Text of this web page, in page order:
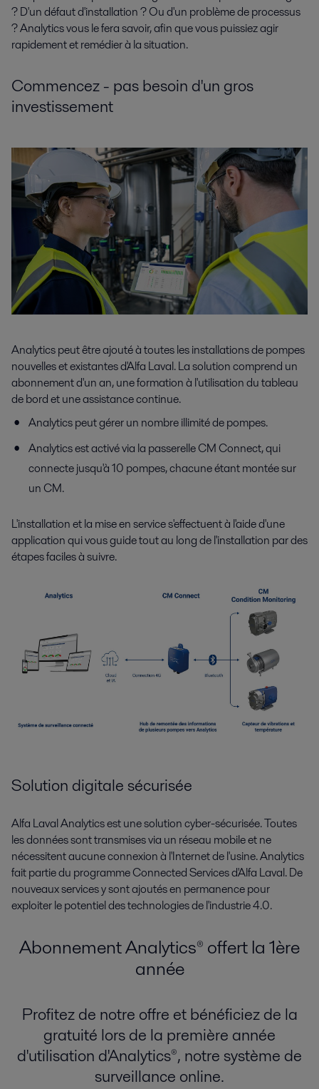
? D'un défaut d'installation ? Ou d'un problème de processus
? Analytics vous le fera savoir, afin que vous puissiez agir
rapidement et remédier à la situation.
Commencez - pas besoin d'un gros
investissement
Analytics peut être ajouté à toutes les installations de pompes
nouvelles et existantes d'Alfa Laval. La solution comprend un
abonnement d'un an, une formation à l'utilisation du tableau
de bord et une assistance continue.
Analytics peut gérer un nombre illimité de pompes.
Analytics est activé via la passerelle CM Connect, qui
connecte jusqu'à 10 pompes, chacune étant montée sur
un CM.
L'installation et la mise en service s'effectuent à l'aide d'une
application qui vous guide tout au long de l'installation par des
étapes faciles à suivre.
Solution digitale sécurisée
Alfa Laval Analytics est une solution cyber-sécurisée. Toutes
les données sont transmises via un réseau mobile et ne
nécessitent aucune connexion à l'Internet de l'usine. Analytics
fait partie du programme Connected Services d'Alfa Laval. De
nouveaux services y sont ajoutés en permanence pour
exploiter le potentiel des technologies de l'industrie 4.0.
Abonnement Analytics® offert la 1ère
année
Profitez de notre offre et bénéficiez de la
gratuité lors de la première année
d'utilisation d'Analytics®, notre système de
surveillance online.